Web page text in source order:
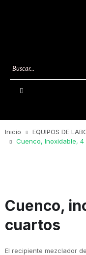
Inicio
EQUIPOS DE
Cuenco, Inoxidable, 4
Cuenco,
cuartos
El recipiente mezclador